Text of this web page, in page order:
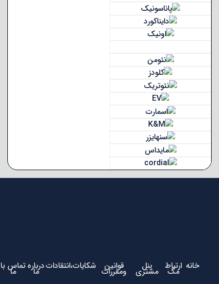
خانه ارتباط
مگ پنل
مشتری قوانین
ومقررات شکایات،انتقاداتدرباره
ما تماس با
ما